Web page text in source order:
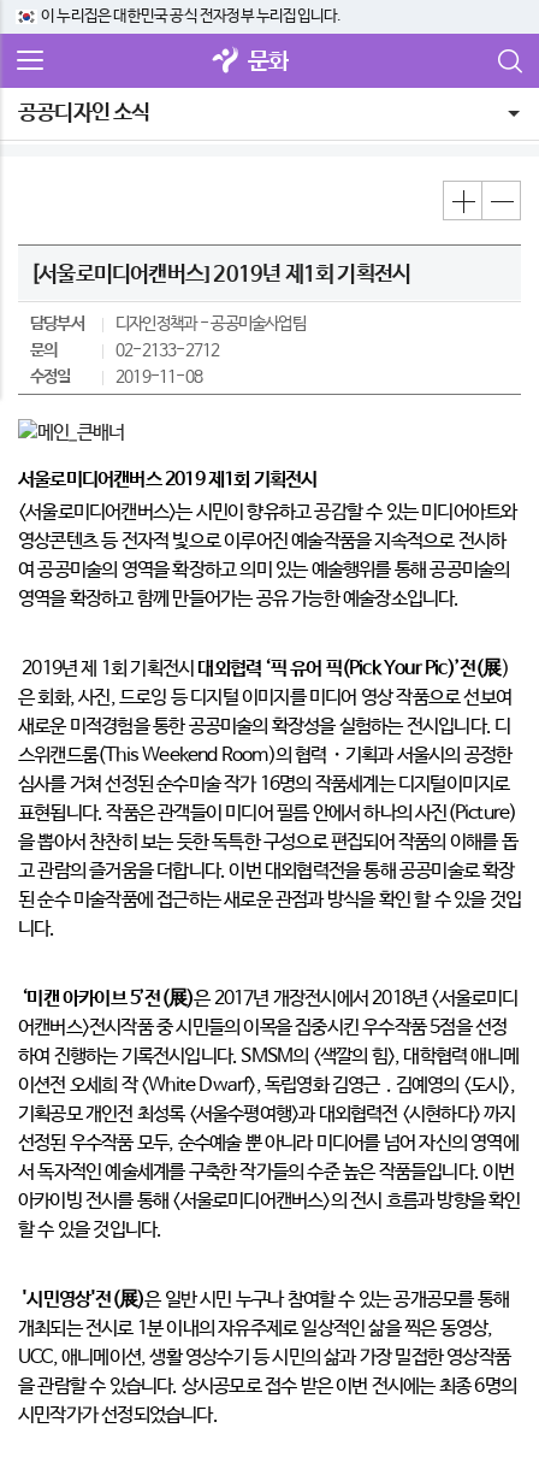
이 누리집은 대한민국 공식 전자정부 누리집입니다.
문화
공공디자인 소식
[서울로미디어캔버스] 2019년 제1회 기획전시
담당부서 디자인정책과
공공미술사업팀
문의
02-2133-2712
수정일
2019-11-08
서울로미디어캔버스 2019 제1회 기획전시
<서울로미디어캔버스>는 시민이 향유하고 공감할 수 있는 미디어아트와
영상콘텐츠 등 전자적 빛으로 이루어진 예술작품을 지속적으로 전시하
여 공공미술의 영역을 확장하고 의미 있는 예술행위를 통해 공공미술의
영역을 확장하고 함께 만들어가는 공유 가능한 예술장소입니다.
2019년 제 1회 기획전시 대외협력 ‘픽 유어 픽(Pick Your Pic)’전(展)
은 회화, 사진, 드로잉 등 디지털 이미지를 미디어 영상 작품으로 선보여
새로운 미적경험을 통한 공공미술의 확장성을 실험하는 전시입니다. 디
스위캔드룸(This Weekend Room)의 협력・기획과 서울시의 공정한
심사를 거쳐 선정된 순수미술 작가 16명의 작품세계는 디지털이미지로
표현됩니다. 작품은 관객들이 미디어 필름 안에서 하나의 사진(Picture)
을 뽑아서 찬찬히 보는 듯한 독특한 구성으로 편집되어 작품의 이해를 돕
고 관람의 즐거움을 더합니다. 이번 대외협력전을 통해 공공미술로 확장
된 순수 미술작품에 접근하는 새로운 관점과 방식을 확인 할 수 있을 것입
니다.
‘미캔 아카이브 5’전(展)은 2017년 개장전시에서 2018년 <서울로미디
어캔버스>전시작품 중 시민들의 이목을 집중시킨 우수작품 5점을 선정
하여 진행하는 기록전시입니다. SMSM의 <색깔의 힘>, 대학협력 애니메
이션전 오세희 작 <White Dwarf>, 독립영화 김영근．김예영의 <도시>,
기획공모 개인전 최성록 <서울수평여행>과 대외협력전 <시현하다> 까지
선정된 우수작품 모두, 순수예술 뿐 아니라 미디어를 넘어 자신의 영역에
서 독자적인 예술세계를 구축한 작가들의 수준 높은 작품들입니다. 이번
아카이빙 전시를 통해 <서울로미디어캔버스>의 전시 흐름과 방향을 확인
할 수 있을 것입니다.
'시민영상'전(展)은 일반 시민 누구나 참여할 수 있는 공개공모를 통해
개최되는 전시로 1분 이내의 자유주제로 일상적인 삶을 찍은 동영상,
UCC, 애니메이션, 생활 영상수기 등 시민의 삶과 가장 밀접한 영상작품
을 관람할 수 있습니다. 상시공모로 접수 받은 이번 전시에는 최종 6명의
시민작가가 선정되었습니다.